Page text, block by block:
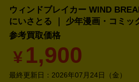
ウィンドブレイカー WIND
にいさとる ｜ 少年漫画・コミッ
参考買取価格
¥ 1,900
最終更新日： 2026年07月24日（金）